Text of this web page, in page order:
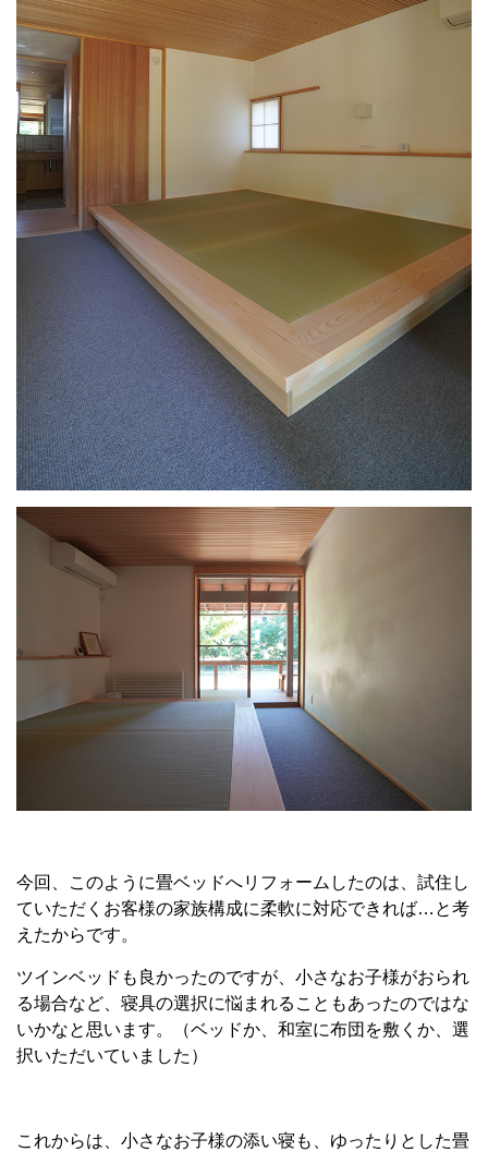
今回、このように畳ベッドへリフォームしたのは、試住し
ていただくお客様の家族構成に柔軟に対応できれば…と考
えたからです。
ツインベッドも良かったのですが、小さなお子様がおられ
る場合など、寝具の選択に悩まれることもあったのではな
いかなと思います。（ベッドか、和室に布団を敷くか、選
択いただいていました）
これからは、小さなお子様の添い寝も、ゆったりとした畳